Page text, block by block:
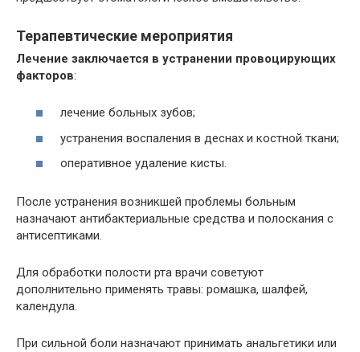
Терапевтические мероприятия
Лечение заключается в устранении провоцирующих
факторов:
лечение больных зубов;
устранения воспаления в деснах и костной ткани;
оперативное удаление кисты.
После устранения возникшей проблемы больным
назначают антибактериальные средства и полоскания с
антисептиками.
Для обработки полости рта врачи советуют
дополнительно применять травы: ромашка, шалфей,
календула.
При сильной боли назначают принимать анальгетики или